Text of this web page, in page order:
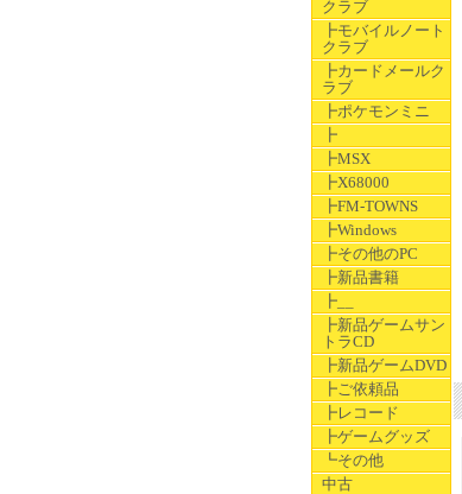
クラブ
┣モバイルノート
クラブ
┣カードメールク
ラブ
┣ポケモンミニ
┣
┣MSX
┣X68000
┣FM-TOWNS
┣Windows
┣その他のPC
┣新品書籍
┣__
┣新品ゲームサン
トラCD
┣新品ゲームDVD
┣ご依頼品
┣レコード
┣ゲームグッズ
┗その他
中古